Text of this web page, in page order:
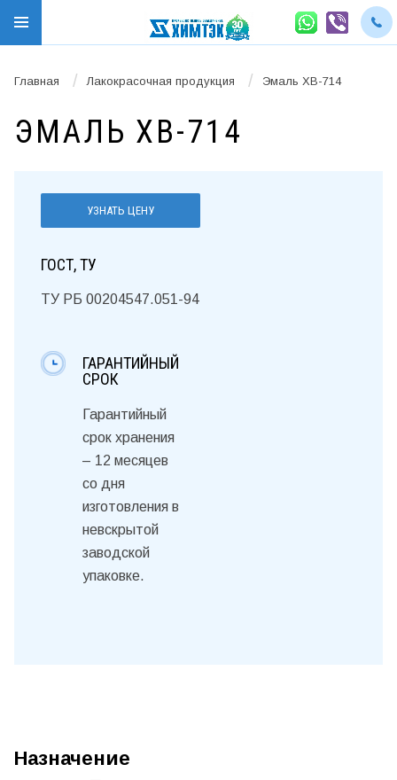
Главная / Лакокрасочная продукция / Эмаль ХВ-714
ЭМАЛЬ ХВ-714
УЗНАТЬ ЦЕНУ
ГОСТ, ТУ
ТУ РБ 00204547.051-94
ГАРАНТИЙНЫЙ
СРОК
Гарантийный
срок хранения
– 12 месяцев
со дня
изготовления в
невскрытой
заводской
упаковке.
Назначение